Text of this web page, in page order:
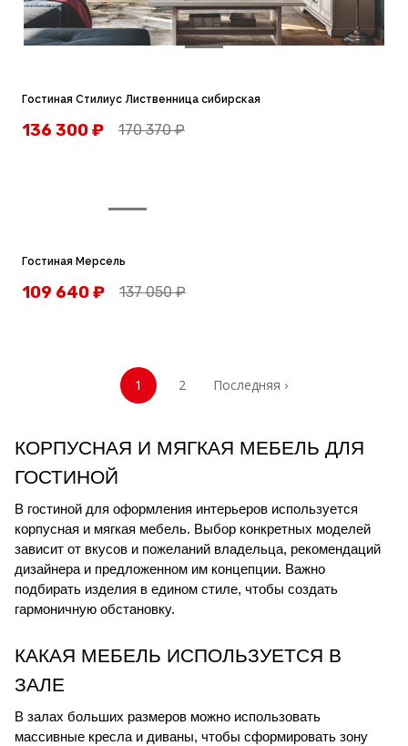
Гостиная Стилиус Лиственница сибирская
170 370₽
136 300₽
Гостиная Мерсель
137 050₽
109 640₽
1 2 Последняя ›
КОРПУСНАЯ И МЯГКАЯ МЕБЕЛЬ ДЛЯ
ГОСТИНОЙ
В гостиной для оформления интерьеров используется
корпусная и мягкая мебель. Выбор конкретных моделей
зависит от вкусов и пожеланий владельца, рекомендаций
дизайнера и предложенном им концепции. Важно
подбирать изделия в едином стиле, чтобы создать
гармоничную обстановку.
КАКАЯ МЕБЕЛЬ ИСПОЛЬЗУЕТСЯ В
ЗАЛЕ
В залах больших размеров можно использовать
массивные кресла и диваны, чтобы сформировать зону